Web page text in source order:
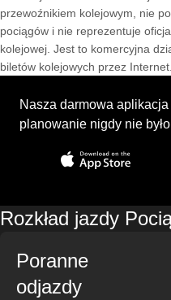
przewoźnikiem kolejowym, nie
pociągów i nie reprezentuje
kolejowej. Jest to komercyjna
biletów kolejowych przez Internet.
Nasza darmowa
planowanie nigdy nie
Rozkład jazdy
Poranne
odjazdy